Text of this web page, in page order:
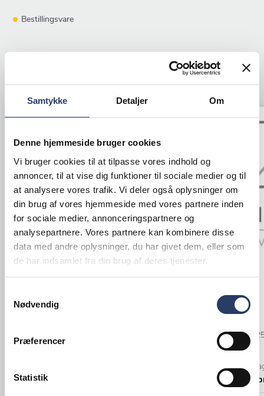
Samtykke Detaljer Om
Denne hjemmeside bruger cookies
Vi bruger cookies til at tilpasse vores indhold og
annoncer, til at vise dig funktioner til sociale medier og til
at analysere vores trafik. Vi deler også oplysninger om
din brug af vores hjemmeside med vores partnere inden
for sociale medier, annonceringspartnere og
analysepartnere. Vores partnere kan kombinere disse
data med andre oplysninger, du har givet dem, eller som
de har indsamlet fra din brug af deres tjenester.
Nødvendig
Præferencer
Statistik
Bestillingsvare
Rational
Kombiovn
iCombi Pro 10 x 1/1 GN
72.500,00 DKK /productUnit
Teske P1
L: 140 mm
Varenr.
+1000 på
3,95 DKK